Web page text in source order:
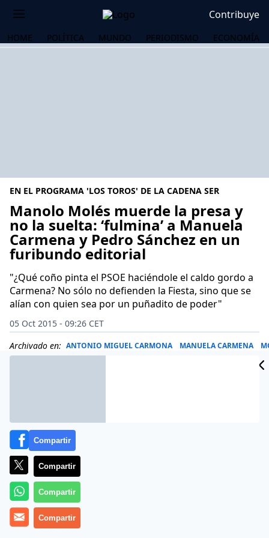
Contribuye
HOME POLÍTICA MUNDO PERIODISMO ECONOMÍA
EN EL PROGRAMA 'LOS TOROS' DE LA CADENA SER
Manolo Molés muerde la presa y
no la suelta: ‘fulmina’ a Manuela
Carmena y Pedro Sánchez en un
furibundo editorial
"¿Qué coño pinta el PSOE haciéndole el caldo gordo a
Carmena? No sólo no defienden la Fiesta, sino que se
alían con quien sea por un puñadito de poder"
05 Oct 2015 - 09:26 CET
Archivado en: ANTONIO MIGUEL CARMONA MANUELA CARMENA
Compartir
Compartir
Compartir
Compartir